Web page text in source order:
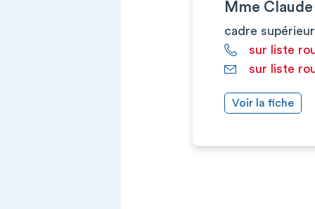
Mme
cadre
sur liste
sur liste
Voir la fiche